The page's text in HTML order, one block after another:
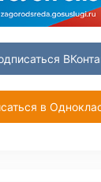
в